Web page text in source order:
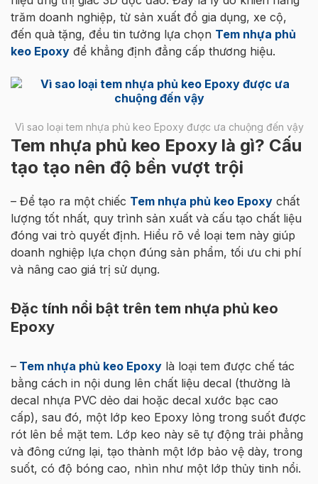
trăm doanh nghiệp, từ sản xuất đồ gia dụng, xe cộ,
đến quà tặng, đều tin tưởng lựa chọn Tem nhựa phủ
keo Epoxy để khẳng định đẳng cấp thương hiệu.
Vì sao loại tem nhựa phủ keo Epoxy được ưa chuộng đến vậy
Tem nhựa phủ keo Epoxy là gì? Cấu
tạo tạo nên độ bền vượt trội
– Để tạo ra một chiếc Tem nhựa phủ keo Epoxy chất
lượng tốt nhất, quy trình sản xuất và cấu tạo chất liệu
đóng vai trò quyết định. Hiểu rõ về loại tem này giúp
doanh nghiệp lựa chọn đúng sản phẩm, tối ưu chi phí
và nâng cao giá trị sử dụng.
Đặc tính nổi bật trên tem nhựa phủ keo
Epoxy
– Tem nhựa phủ keo Epoxy là loại tem được chế tác
bằng cách in nội dung lên chất liệu decal (thường là
decal nhựa PVC dẻo dai hoặc decal xước bạc cao
cấp), sau đó, một lớp keo Epoxy lỏng trong suốt được
rót lên bề mặt tem. Lớp keo này sẽ tự động trải phẳng
và đông cứng lại, tạo thành một lớp bảo vệ dày, trong
suốt, có độ bóng cao, nhìn như một lớp thủy tinh nổi.